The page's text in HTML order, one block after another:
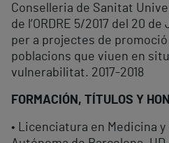
Conselleria de Sanitat
de l’ORDRE 5/2017 del 20
per a projectes de
poblacions que viuen en
vulnerabilitat. 2017-2018
FORMACIÓN, TÍTULOS Y
• Licenciatura en Medicina